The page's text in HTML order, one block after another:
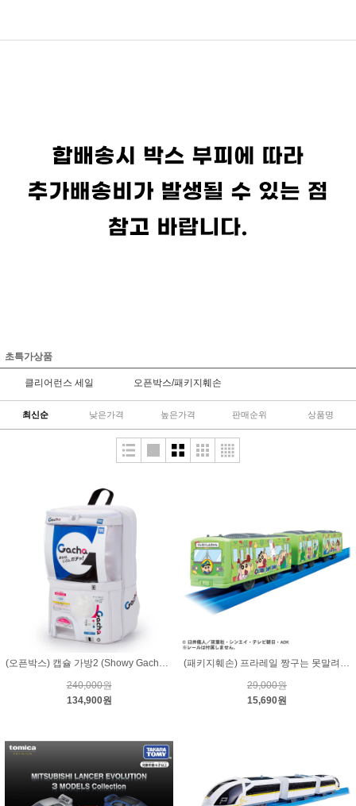
초특가상품
클리어런스 세일 오픈박스/패키지훼손
최신순 낮은가격 높은가격 판매순위 상품명
(오픈박스) 캡슐 가방2 (Showy Gacha 2)
240,000원
134,900원
(패키지훼손) 프라레일 짱구는 못말려! 래핑 트레인
29,000원
15,690원